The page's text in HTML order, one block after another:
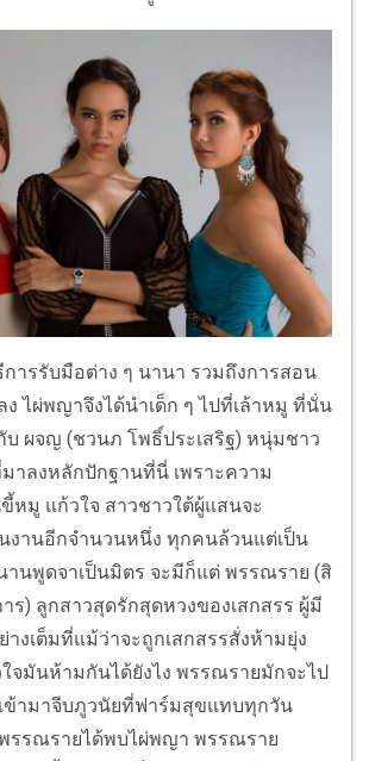
ารรับมือต่าง ๆ นานา รวมถึงการสอน
ไผ่พญาจึงได้นำเด็ก ๆ ไปที่เล้าหมู ที่นั่น
บ ผจญ (ชวนภ โพธิ์ประเสริฐ) หนุ่มชาว
าลงหลักปักฐานที่นี่ เพราะความ
หมู แก้วใจ สาวชาวใต้ผู้แสนจะ
งานอีกจำนวนหนึ่ง ทุกคนล้วนแต่เป็น
านพูดจาเป็นมิตร จะมีก็แต่ พรรณราย (สิ
ร) ลูกสาวสุดรักสุดหวงของเสกสรร ผู้มี
งเต็มที่แม้ว่าจะถูกเสกสรรสั่งห้ามยุ่ง
ใจมันห้ามกันได้ยังไง พรรณรายมักจะไป
ข้ามาจีบภูวนัยที่ฟาร์มสุขแทบทุกวัน
รรณรายได้พบไผ่พญา พรรณราย